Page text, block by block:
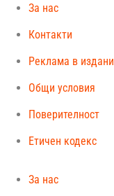
За нас
Контакти
Реклама в
Общи условия
Поверителност
Етичен кодекс
За нас